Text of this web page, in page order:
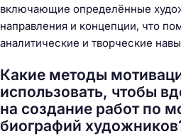
включающие определённые
направления и концепции, что
аналитические и творческие
Какие методы
использовать, чтобы
на создание работ по
биографий